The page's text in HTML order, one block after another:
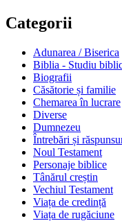
Categorii
Adunarea / Biserica
Biblia - Studiu
Biografii
Căsătorie și familie
Chemarea în lucrare
Diverse
Dumnezeu
Întrebări și
Noul Testament
Personaje biblice
Tânărul creștin
Vechiul Testament
Viața de credință
Viața de rugăciune